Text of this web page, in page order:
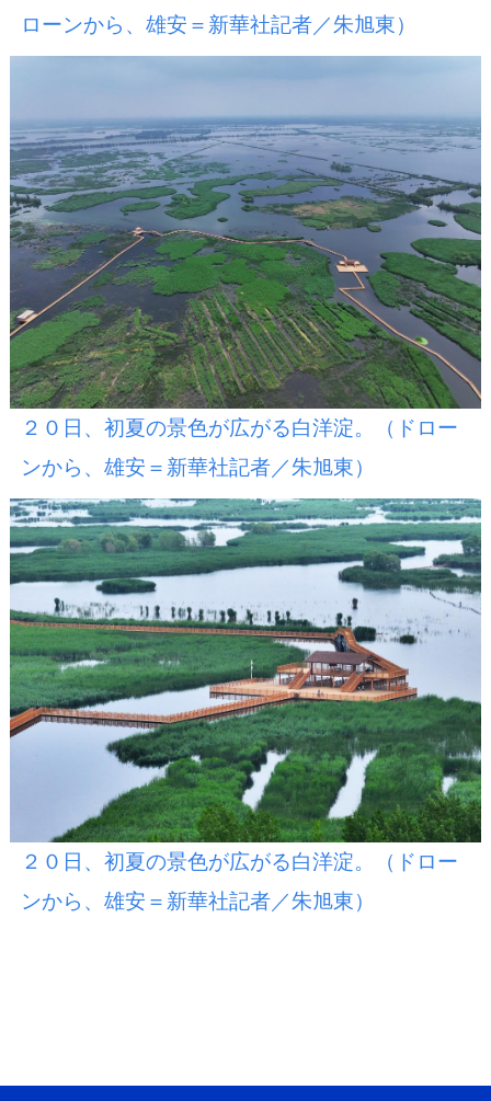
ローンから、雄安＝新華社記者／朱旭東）
２０日、初夏の景色が広がる白洋淀。（ドロー
ンから、雄安＝新華社記者／朱旭東）
２０日、初夏の景色が広がる白洋淀。（ドロー
ンから、雄安＝新華社記者／朱旭東）